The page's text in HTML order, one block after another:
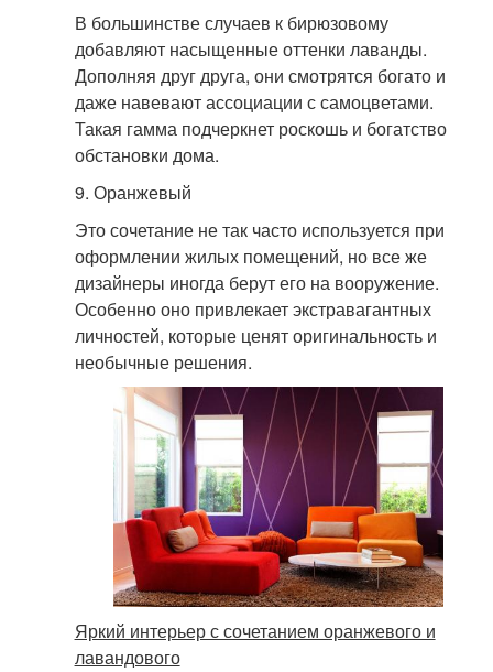
В большинстве случаев к бирюзовому
добавляют насыщенные оттенки лаванды.
Дополняя друг друга, они смотрятся богато и
даже навевают ассоциации с самоцветами.
Такая гамма подчеркнет роскошь и богатство
обстановки дома.
9. Оранжевый
Это сочетание не так часто используется при
оформлении жилых помещений, но все же
дизайнеры иногда берут его на вооружение.
Особенно оно привлекает экстравагантных
личностей, которые ценят оригинальность и
необычные решения.
Яркий интерьер с сочетанием оранжевого и
лавандового